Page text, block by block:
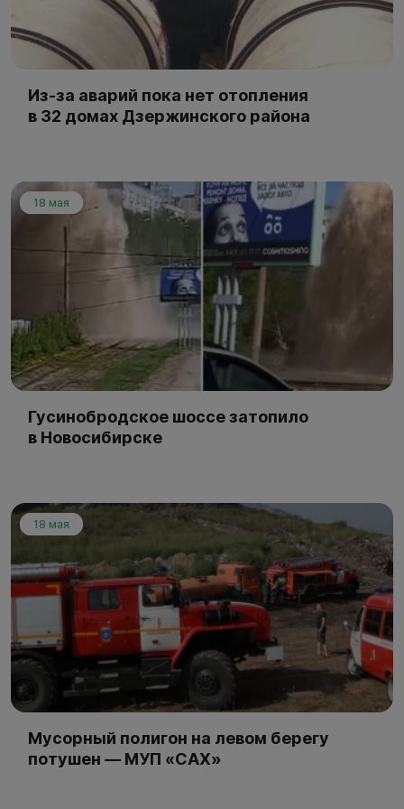
Из-за аварий пока нет отопления
в 32 домах Дзержинского района
18 мая
Гусинобродское шоссе затопило
в Новосибирске
18 мая
Мусорный полигон на левом берегу
потушен — МУП «САХ»